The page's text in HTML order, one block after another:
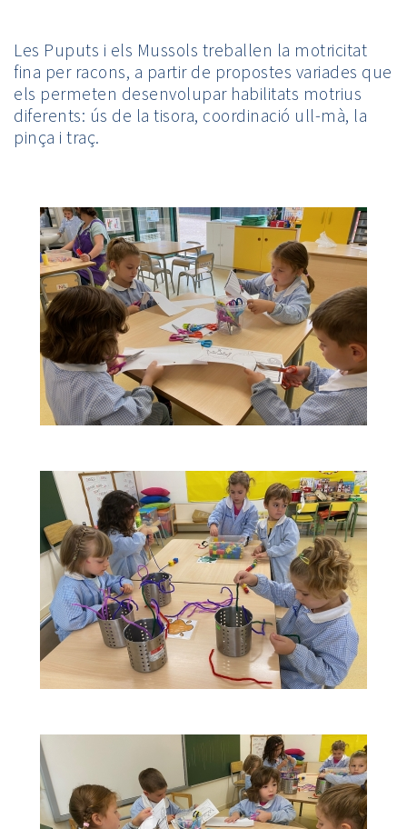
Les Puputs i els Mussols treballen la motricitat
fina per racons, a partir de propostes variades que
els permeten desenvolupar habilitats motrius
diferents: ús de la tisora, coordinació ull-mà, la
pinça i traç.